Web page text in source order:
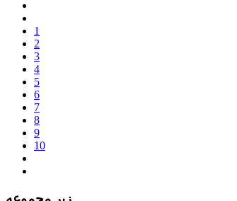
1
2
3
4
5
6
7
8
9
10